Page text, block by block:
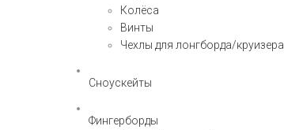
Колёса
Винты
Чехлы для лонгборда/круизера
Сноускейты
Фингерборды